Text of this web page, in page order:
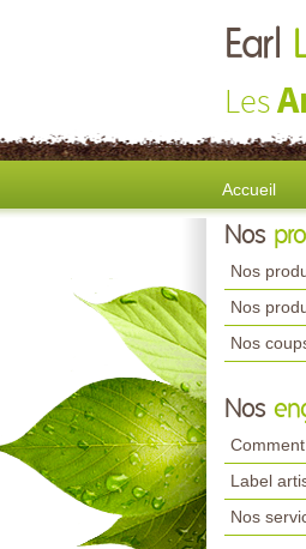
Earl
Les
Accueil
Nos
Nos
Nos
Nos
Nos
Label
Nos